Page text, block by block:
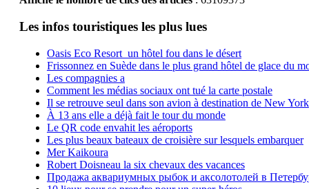
Les infos touristiques les plus lues
Oasis Eco Resort un hôtel fou dans le désert
Frissonnez en Suède dans le plus grand hôtel de glace du
Les compagnies a
Comment les médias sociaux ont tué la carte postale
Il se retrouve seul dans son avion à destination de New York
À 13 ans elle a déjà fait le tour du monde
Le QR code envahit les aéroports
Les plus beaux bateaux de croisière sur lesquels embarquer
Mer Kaikoura
Robert Doisneau la six chevaux des vacances
Продажа аквариумных рыбок и аксолотолей в